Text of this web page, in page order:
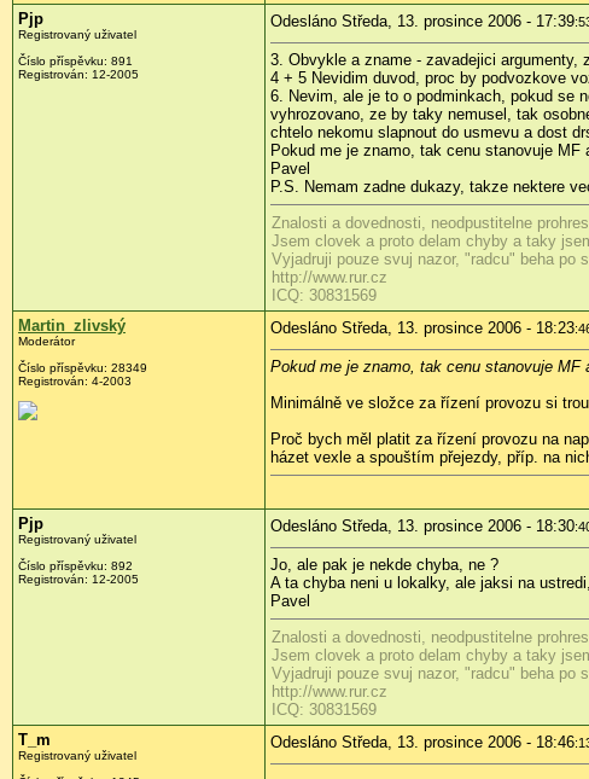
Pjp
Registrovaný uživatel
Číslo příspěvku: 891
Registrován: 12-2005
Odesláno Středa, 13. prosince 2006 - 17:39
3. Obvykle a zname - zavadejici argumenty,
4 + 5 Nevidim duvod, proc by podvozkove
6. Nevim, ale je to o podminkach, pokud se
vyhrozovano, ze by taky nemusel, tak
chtelo nekomu slapnout do usmevu a dost
Pokud me je znamo, tak cenu stanovuje
Pavel
P.S. Nemam zadne dukazy, takze nektere
Znalosti a dovednosti, neodpustitelne
Jsem clovek a proto delam chyby a taky
Vyjadruji pouze svuj nazor, "radcu" beha po
http://www.rur.cz
ICQ: 30831569
Martin_zlivský
Moderátor
Číslo příspěvku: 28349
Registrován: 4-2003
Odesláno Středa, 13. prosince 2006 - 18:23
Pokud me je znamo, tak cenu stanovuje
Minimálně ve složce za řízení provozu si
Proč bych měl platit za řízení provozu na
házet vexle a spouštím přejezdy, příp. na
Pjp
Registrovaný uživatel
Číslo příspěvku: 892
Registrován: 12-2005
Odesláno Středa, 13. prosince 2006 - 18:30
Jo, ale pak je nekde chyba, ne ?
A ta chyba neni u lokalky, ale jaksi na
Pavel
Znalosti a dovednosti, neodpustitelne
Jsem clovek a proto delam chyby a taky
Vyjadruji pouze svuj nazor, "radcu" beha po
http://www.rur.cz
ICQ: 30831569
T_m
Registrovaný uživatel
Odesláno Středa, 13. prosince 2006 - 18:46